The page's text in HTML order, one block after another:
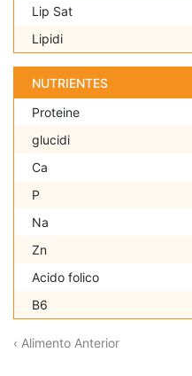
Lip Sat
Lipidi
NUTRIENTES
Proteine
glucidi
Ca
P
Na
Zn
Acido folico
B6
‹ Alimento Anterior